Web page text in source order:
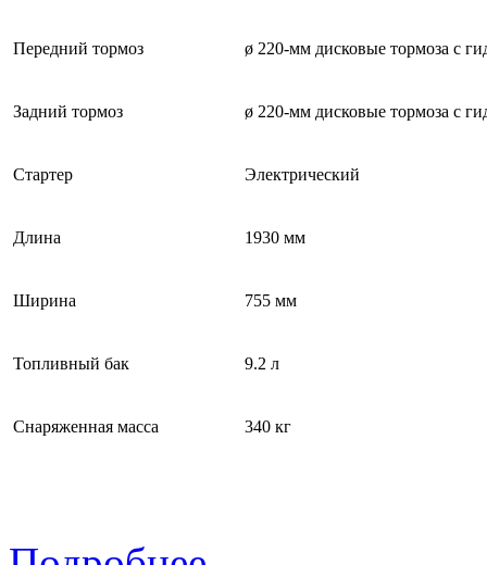
Передний тормоз ø 220-мм дисковые тормоза с
Задний тормоз ø 220-мм дисковые тормоза с
Стартер Электрический
Длина 1930 мм
Ширина 755 мм
Топливный бак 9.2 л
Снаряженная масса 340 кг